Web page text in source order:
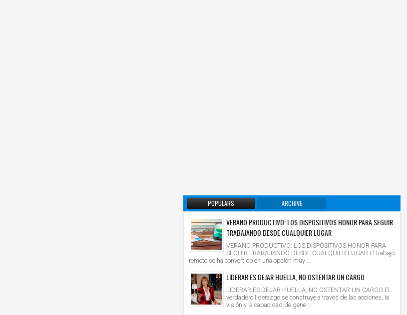
POPULARS ARCHIVE
VERANO PRODUCTIVO: LOS DISPOSITIVOS HONOR PARA SEGUIR
TRABAJANDO DESDE CUALQUIER LUGAR
VERANO PRODUCTIVO: LOS DISPOSITIVOS HONOR PARA
SEGUIR TRABAJANDO DESDE CUALQUIER LUGAR El trabajo
remoto se ha convertido en una opción muy ...
LIDERAR ES DEJAR HUELLA, NO OSTENTAR UN CARGO
LIDERAR ES DEJAR HUELLA, NO OSTENTAR UN CARGO El
verdadero liderazgo se construye a través de las acciones, la
visión y la capacidad de gene...